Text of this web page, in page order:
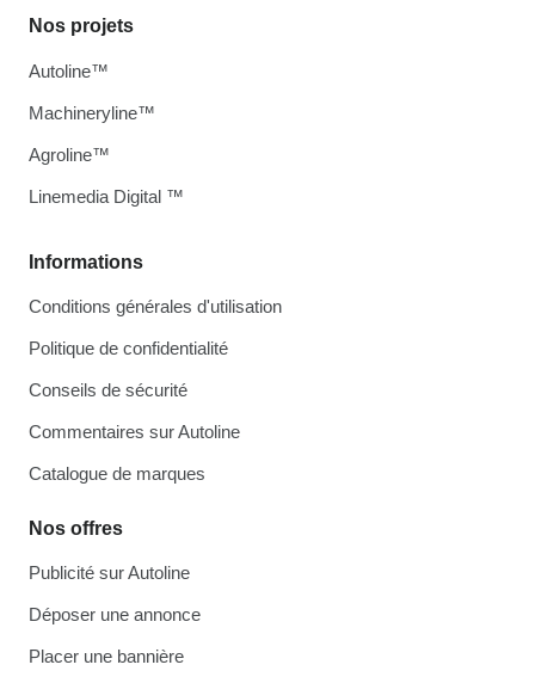
Informations
Conditions générales d'utilisation
Politique de confidentialité
Conseils de sécurité
Commentaires sur Autoline
Catalogue de marques
Nos offres
Publicité sur Autoline
Déposer une annonce
Placer une bannière
Nos projets
Autoline™
Machineryline™
Agroline™
Linemedia Digital ™